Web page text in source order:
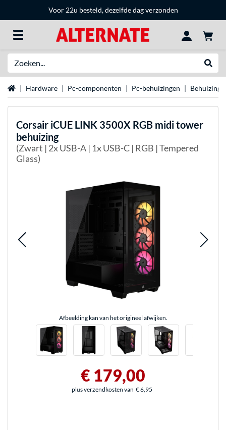
Voor 22u besteld, dezelfde dag verzonden
Home Hardware Pc-componenten Pc-behuizingen Behuizing
Corsair iCUE LINK 3500X RGB midi tower
behuizing
(Zwart | 2x USB-A | 1x USB-C | RGB | Tempered
Glass)
Afbeelding kan van het origineel afwijken.
€ 179,00
plus verzendkosten van € 6,95